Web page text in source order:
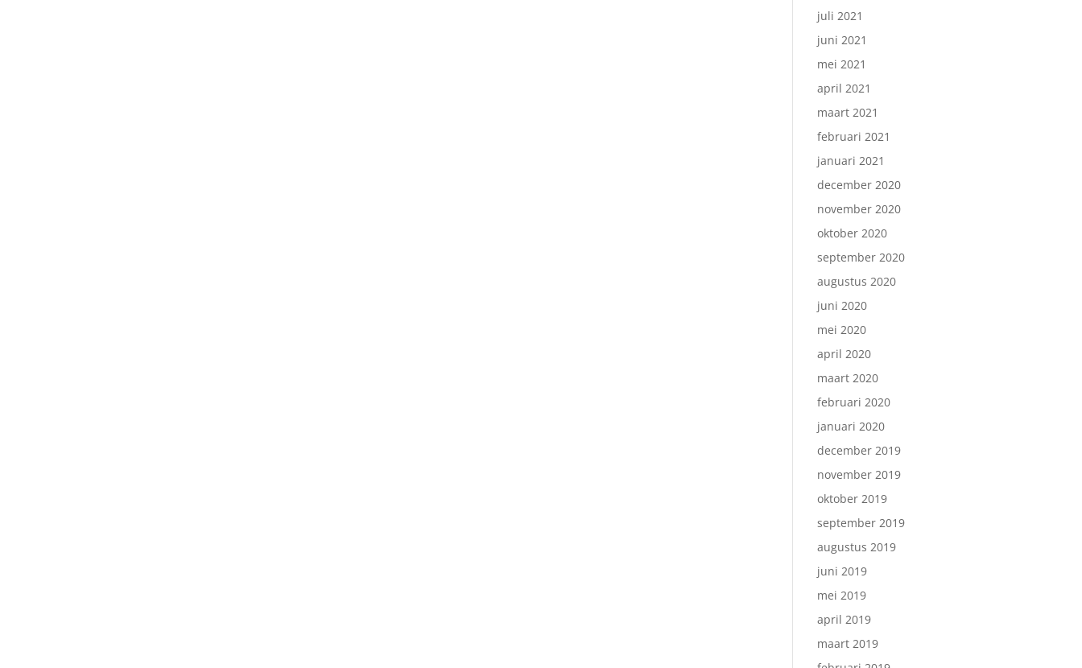
juli 2021
juni 2021
mei 2021
april 2021
maart 2021
februari 2021
januari 2021
december 2020
november 2020
oktober 2020
september 2020
augustus 2020
juni 2020
mei 2020
april 2020
maart 2020
februari 2020
januari 2020
december 2019
november 2019
oktober 2019
september 2019
augustus 2019
juni 2019
mei 2019
april 2019
maart 2019